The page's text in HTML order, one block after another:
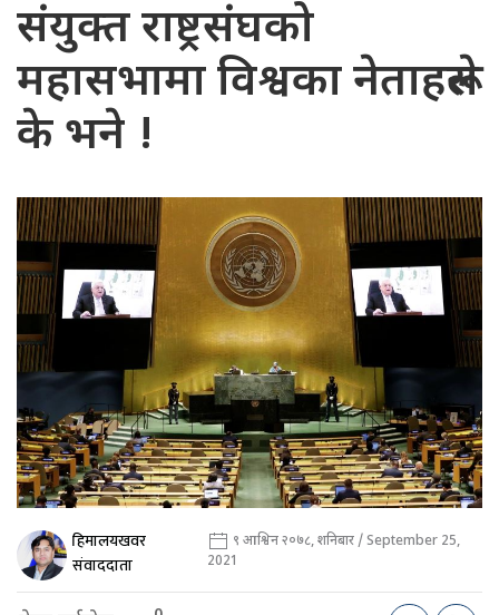
संयुक्त राष्ट्रसंघको
महासभामा विश्वका नेताहरूले
के भने !
हिमालयखवर
संवाददाता
९ आश्विन २०७८, शनिबार / September 25,
2021